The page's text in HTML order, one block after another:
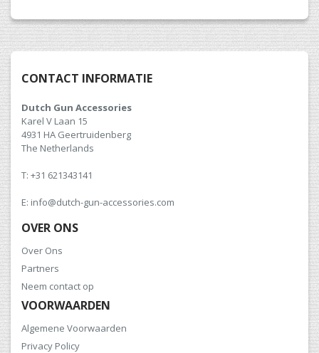
CONTACT INFORMATIE
Dutch Gun Accessories
Karel V Laan 15
4931 HA Geertruidenberg
The Netherlands
T: +31 621343141
E: info@dutch-gun-accessories.com
OVER ONS
Over Ons
Partners
Neem contact op
VOORWAARDEN
Algemene Voorwaarden
Privacy Policy